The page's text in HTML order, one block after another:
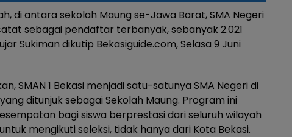
di antara sekolah Maung se-Jawa Barat, SMA Negeri
sebagai pendaftar terbanyak, sebanyak 2.021
Sukiman dikutip Bekasiguide.com, Selasa 9 Juni
SMAN 1 Bekasi menjadi satu-satunya SMA Negeri di
ditunjuk sebagai Sekolah Maung. Program ini
bagi siswa berprestasi dari seluruh wilayah
mengikuti seleksi, tidak hanya dari Kota Bekasi.